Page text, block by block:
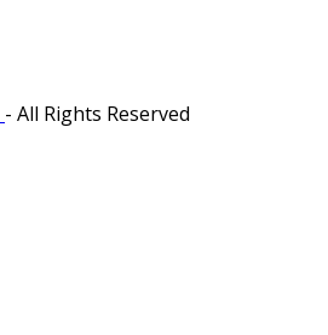
- All Rights Reserved